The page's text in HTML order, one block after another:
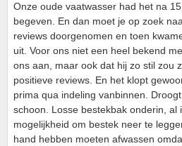
Onze oude vaatwasser had het na
begeven. En dan moet je op zoek
reviews doorgenomen en toen
uit. Voor ons niet een heel bekend
ons aan, maar ook dat hij zo stil zou
positieve reviews. En het klopt
prima qua indeling vanbinnen.
schoon. Losse bestekbak onderin, al
mogelijkheid om bestek neer te
hand hebben moeten afwassen